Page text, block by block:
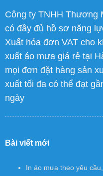
Công ty TNHH Thương
có đầy đủ hồ sơ năng
Xuất hóa đơn VAT cho
xuất áo mưa giá rẻ tại
mọi đơn đặt hàng sản
xuất tối đa có thể đạt
ngày
Bài viết mới
In áo mưa theo yêu